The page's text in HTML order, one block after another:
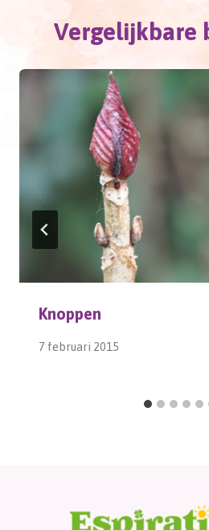
Vergelijkbare
Knoppen
7 februari 2015